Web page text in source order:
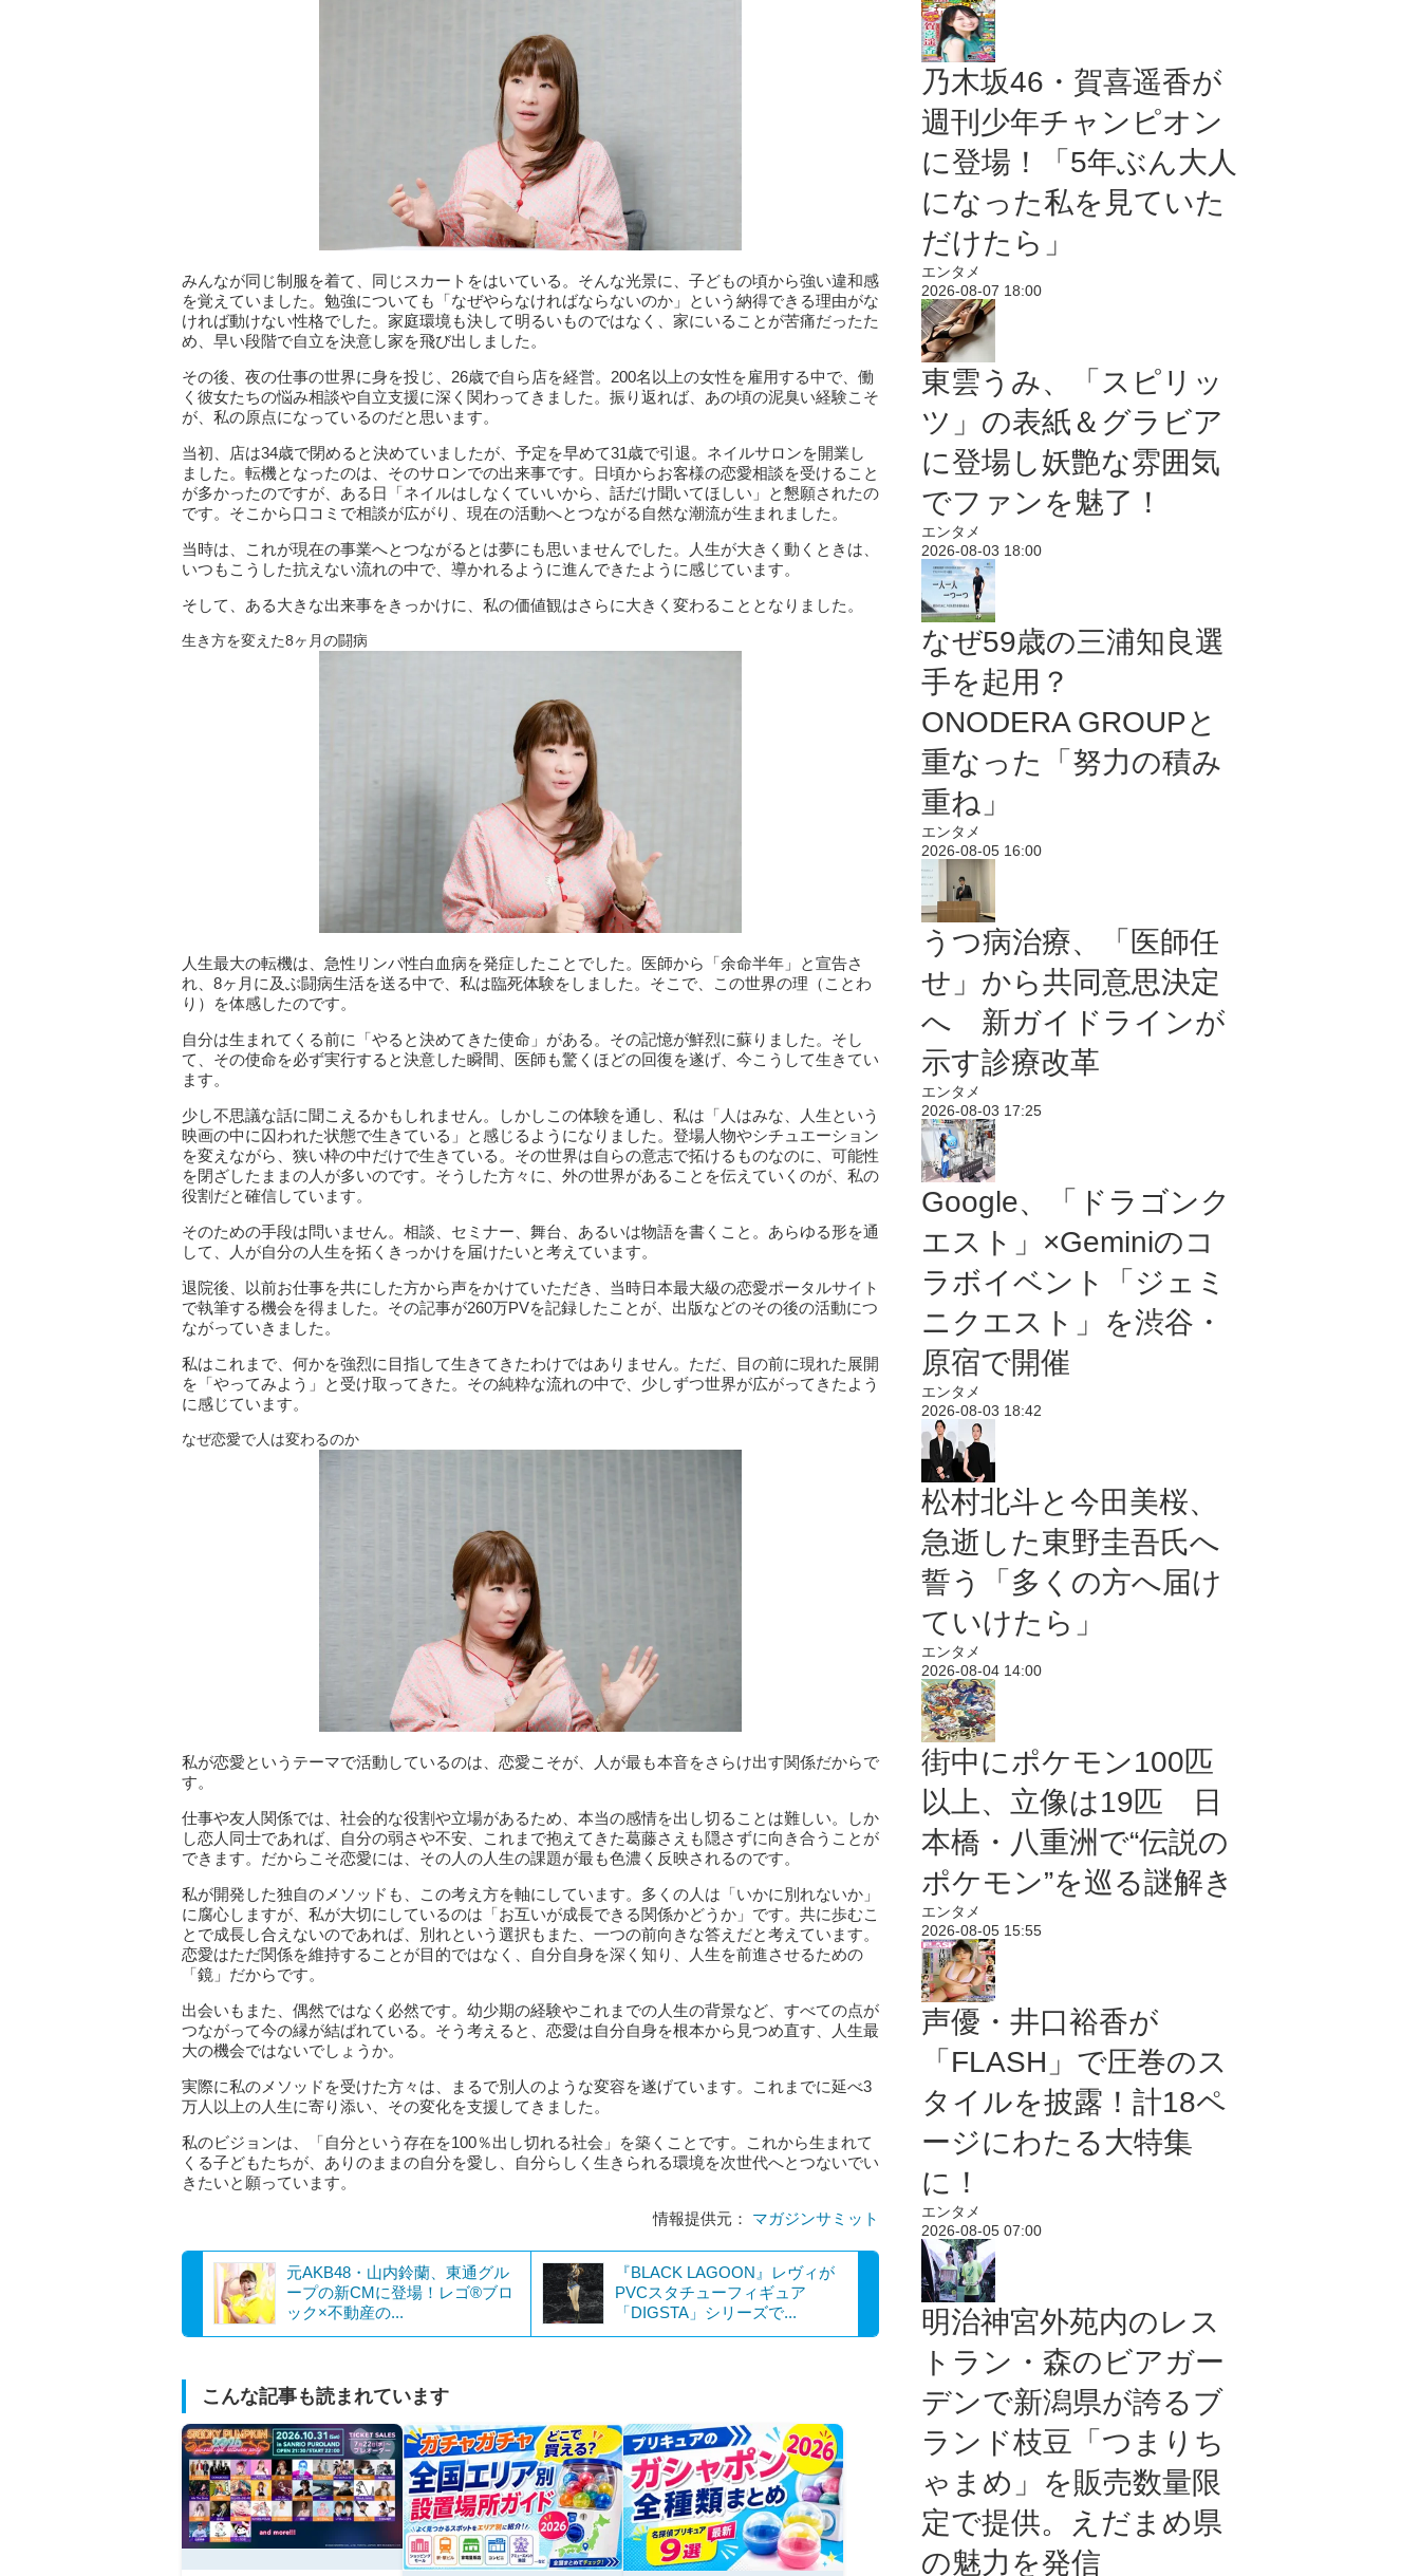
みんなが同じ制服を着て、同じスカートをはいている。そんな光景に、子どもの頃から強い違和感
を覚えていました。勉強についても「なぜやらなければならないのか」という納得できる理由がな
ければ動けない性格でした。家庭環境も決して明るいものではなく、家にいることが苦痛だったた
め、早い段階で自立を決意し家を飛び出しました。
その後、夜の仕事の世界に身を投じ、26歳で自ら店を経営。200名以上の女性を雇用する中で、働
く彼女たちの悩み相談や自立支援に深く関わってきました。振り返れば、あの頃の泥臭い経験こそ
が、私の原点になっているのだと思います。
当初、店は34歳で閉めると決めていましたが、予定を早めて31歳で引退。ネイルサロンを開業し
ました。転機となったのは、そのサロンでの出来事です。日頃からお客様の恋愛相談を受けること
が多かったのですが、ある日「ネイルはしなくていいから、話だけ聞いてほしい」と懇願されたの
です。そこから口コミで相談が広がり、現在の活動へとつながる自然な潮流が生まれました。
当時は、これが現在の事業へとつながるとは夢にも思いませんでした。人生が大きく動くときは、
いつもこうした抗えない流れの中で、導かれるように進んできたように感じています。
そして、ある大きな出来事をきっかけに、私の価値観はさらに大きく変わることとなりました。
生き方を変えた8ヶ月の闘病
人生最大の転機は、急性リンパ性白血病を発症したことでした。医師から「余命半年」と宣告さ
れ、8ヶ月に及ぶ闘病生活を送る中で、私は臨死体験をしました。そこで、この世界の理（ことわ
り）を体感したのです。
自分は生まれてくる前に「やると決めてきた使命」がある。その記憶が鮮烈に蘇りました。そし
て、その使命を必ず実行すると決意した瞬間、医師も驚くほどの回復を遂げ、今こうして生きてい
ます。
少し不思議な話に聞こえるかもしれません。しかしこの体験を通し、私は「人はみな、人生という
映画の中に囚われた状態で生きている」と感じるようになりました。登場人物やシチュエーション
を変えながら、狭い枠の中だけで生きている。その世界は自らの意志で拓けるものなのに、可能性
を閉ざしたままの人が多いのです。そうした方々に、外の世界があることを伝えていくのが、私の
役割だと確信しています。
そのための手段は問いません。相談、セミナー、舞台、あるいは物語を書くこと。あらゆる形を通
して、人が自分の人生を拓くきっかけを届けたいと考えています。
退院後、以前お仕事を共にした方から声をかけていただき、当時日本最大級の恋愛ポータルサイト
で執筆する機会を得ました。その記事が260万PVを記録したことが、出版などのその後の活動につ
ながっていきました。
私はこれまで、何かを強烈に目指して生きてきたわけではありません。ただ、目の前に現れた展開
を「やってみよう」と受け取ってきた。その純粋な流れの中で、少しずつ世界が広がってきたよう
に感じています。
なぜ恋愛で人は変わるのか
私が恋愛というテーマで活動しているのは、恋愛こそが、人が最も本音をさらけ出す関係だからで
す。
仕事や友人関係では、社会的な役割や立場があるため、本当の感情を出し切ることは難しい。しか
し恋人同士であれば、自分の弱さや不安、これまで抱えてきた葛藤さえも隠さずに向き合うことが
できます。だからこそ恋愛には、その人の人生の課題が最も色濃く反映されるのです。
私が開発した独自のメソッドも、この考え方を軸にしています。多くの人は「いかに別れないか」
に腐心しますが、私が大切にしているのは「お互いが成長できる関係かどうか」です。共に歩むこ
とで成長し合えないのであれば、別れという選択もまた、一つの前向きな答えだと考えています。
恋愛はただ関係を維持することが目的ではなく、自分自身を深く知り、人生を前進させるための
「鏡」だからです。
出会いもまた、偶然ではなく必然です。幼少期の経験やこれまでの人生の背景など、すべての点が
つながって今の縁が結ばれている。そう考えると、恋愛は自分自身を根本から見つめ直す、人生最
大の機会ではないでしょうか。
実際に私のメソッドを受けた方々は、まるで別人のような変容を遂げています。これまでに延べ3
万人以上の人生に寄り添い、その変化を支援してきました。
私のビジョンは、「自分という存在を100％出し切れる社会」を築くことです。これから生まれて
くる子どもたちが、ありのままの自分を愛し、自分らしく生きられる環境を次世代へとつないでい
きたいと願っています。
情報提供元： マガジンサミット
元AKB48・山内鈴蘭、東通グル
ープの新CMに登場！レゴ®ブロ
ック×不動産の...
『BLACK LAGOON』レヴィが
PVCスタチューフィギュア
「DIGSTA」シリーズで...
こんな記事も読まれています
乃木坂46・賀喜遥香が
週刊少年チャンピオン
に登場！「5年ぶん大人
になった私を見ていた
だけたら」
エンタメ
2026-08-07 18:00
東雲うみ、「スピリッ
ツ」の表紙＆グラビア
に登場し妖艶な雰囲気
でファンを魅了！
エンタメ
2026-08-03 18:00
なぜ59歳の三浦知良選
手を起用？
ONODERA GROUPと
重なった「努力の積み
重ね」
エンタメ
2026-08-05 16:00
うつ病治療、「医師任
せ」から共同意思決定
へ 新ガイドラインが
示す診療改革
エンタメ
2026-08-03 17:25
Google、「ドラゴンク
エスト」×Geminiのコ
ラボイベント「ジェミ
ニクエスト」を渋谷・
原宿で開催
エンタメ
2026-08-03 18:42
松村北斗と今田美桜、
急逝した東野圭吾氏へ
誓う「多くの方へ届け
ていけたら」
エンタメ
2026-08-04 14:00
街中にポケモン100匹
以上、立像は19匹 日
本橋・八重洲で“伝説の
ポケモン”を巡る謎解き
エンタメ
2026-08-05 15:55
声優・井口裕香が
「FLASH」で圧巻のス
タイルを披露！計18ペ
ージにわたる大特集
に！
エンタメ
2026-08-05 07:00
明治神宮外苑内のレス
トラン・森のビアガー
デンで新潟県が誇るブ
ランド枝豆「つまりち
ゃまめ」を販売数量限
定で提供。えだまめ県
の魅力を発信